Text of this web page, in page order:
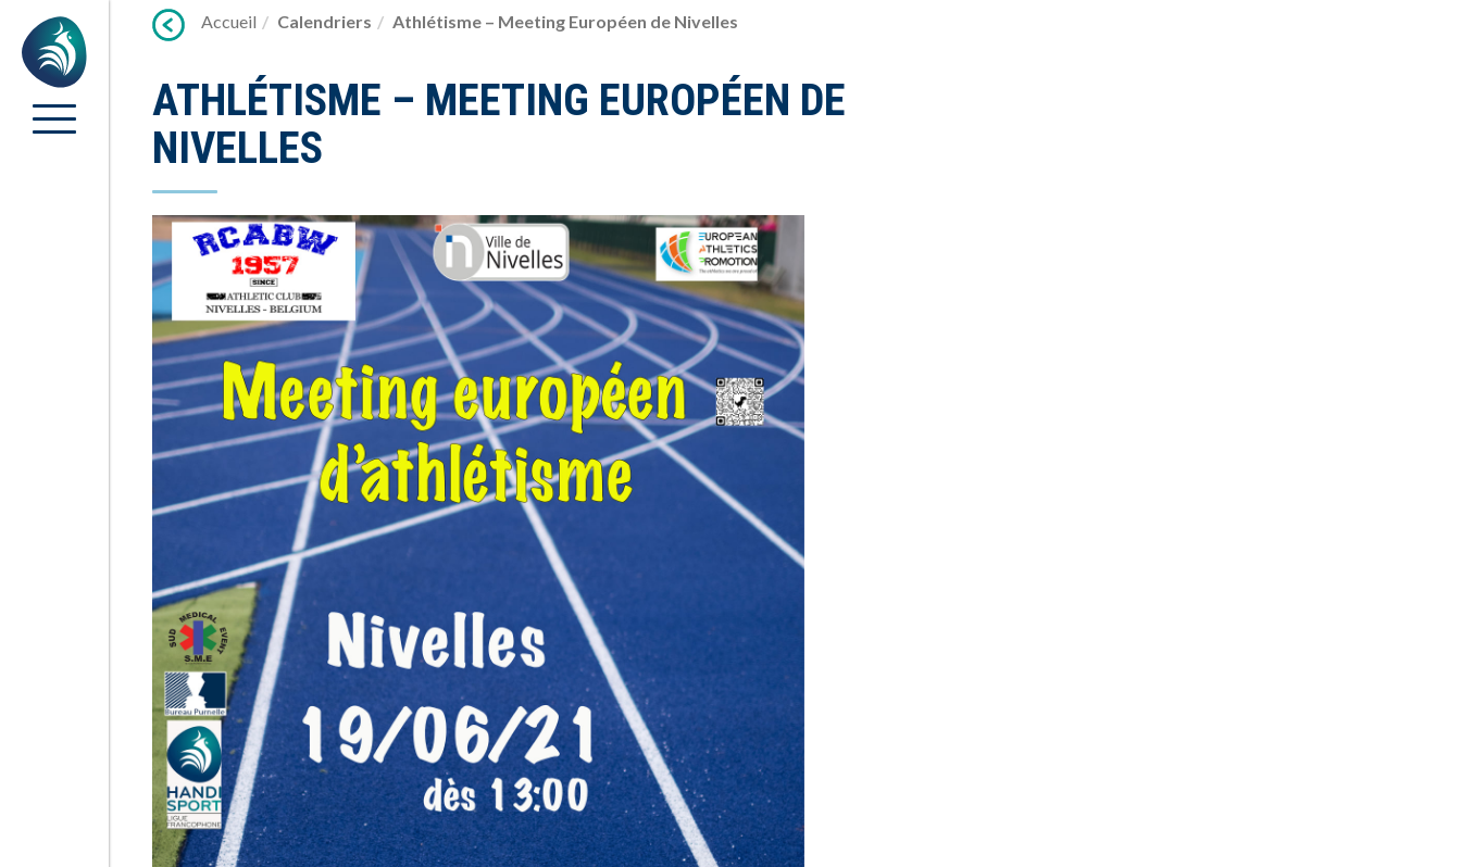
Accueil Calendriers Athlétisme – Meeting Européen de Nivelles
ATHLÉTISME – MEETING EUROPÉEN DE
NIVELLES